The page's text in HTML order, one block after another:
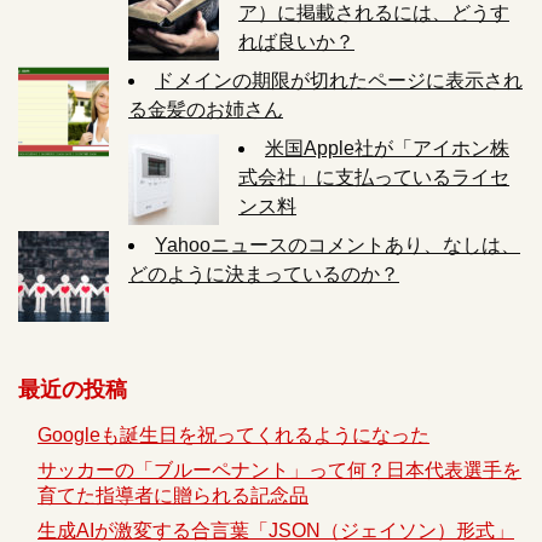
ア）に掲載されるには、どうす
れば良いか？
ドメインの期限が切れたページに表示され
る金髪のお姉さん
米国Apple社が「アイホン株
式会社」に支払っているライセ
ンス料
Yahooニュースのコメントあり、なしは、
どのように決まっているのか？
最近の投稿
Googleも誕生日を祝ってくれるようになった
サッカーの「ブルーペナント」って何？日本代表選手を
育てた指導者に贈られる記念品
生成AIが激変する合言葉「JSON（ジェイソン）形式」